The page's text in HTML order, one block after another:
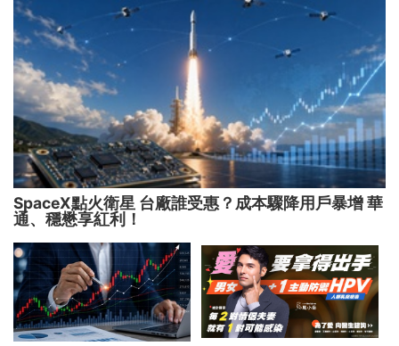
SpaceX點火衛星 台廠誰受惠？成本驟降用戶暴增 華
通、穩懋享紅利！